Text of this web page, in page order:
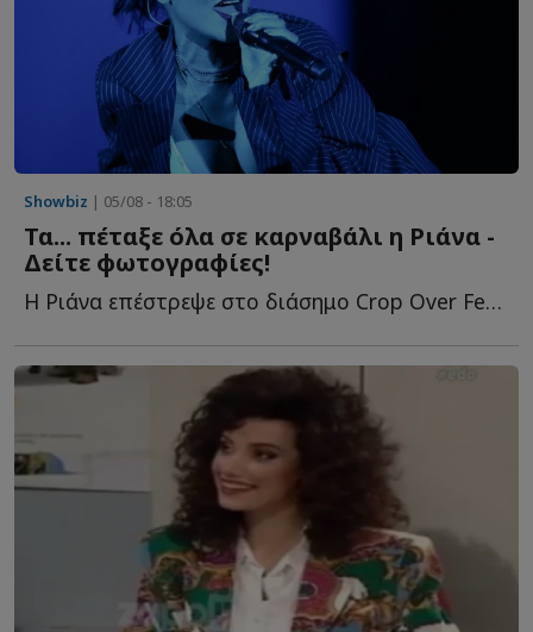
Showbiz | 05/08 - 18:05
Τα... πέταξε όλα σε καρναβάλι η Ριάνα -
Δείτε φωτογραφίες!
Η Ριάνα επέστρεψε στο διάσημο Crop Over Festival στα Μπαρμπάντος κ...